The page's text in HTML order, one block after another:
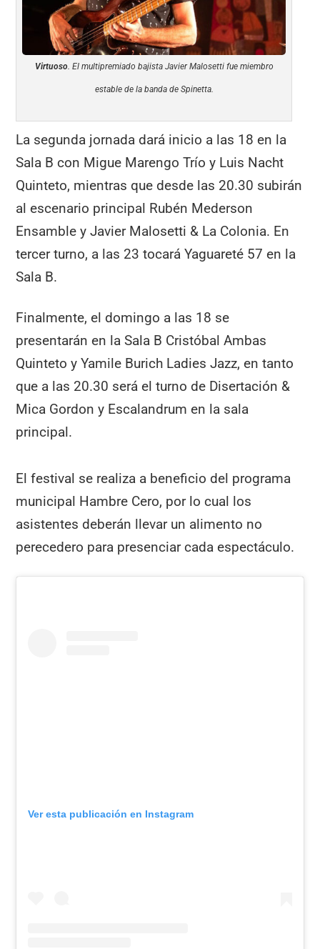
Virtuoso. El multipremiado bajista Javier Malosetti fue miembro
estable de la banda de Spinetta.
La segunda jornada dará inicio a las 18 en la
Sala B con Migue Marengo Trío y Luis Nacht
Quinteto, mientras que desde las 20.30 subirán
al escenario principal Rubén Mederson
Ensamble y Javier Malosetti & La Colonia. En
tercer turno, a las 23 tocará Yaguareté 57 en la
Sala B.
Finalmente, el domingo a las 18 se
presentarán en la Sala B Cristóbal Ambas
Quinteto y Yamile Burich Ladies Jazz, en tanto
que a las 20.30 será el turno de Disertación &
Mica Gordon y Escalandrum en la sala
principal.
El festival se realiza a beneficio del programa
municipal Hambre Cero, por lo cual los
asistentes deberán llevar un alimento no
perecedero para presenciar cada espectáculo.
Ver esta publicación en Instagram